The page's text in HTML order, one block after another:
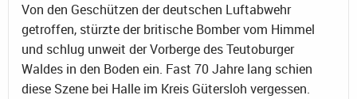
Von den Geschützen der deutschen Luftabwehr
getroffen, stürzte der britische Bomber vom Himmel
und schlug unweit der Vorberge des Teutoburger
Waldes in den Boden ein. Fast 70 Jahre lang schien
diese Szene bei Halle im Kreis Gütersloh vergessen.